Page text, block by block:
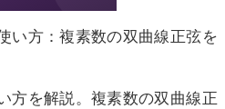
い方：複素数の双曲線正弦を
方を解説。複素数の双曲線正